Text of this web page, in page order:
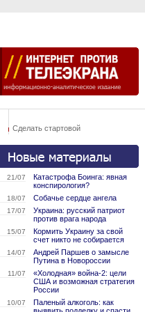
Сделать стартовой
21/07
Катастрофа Боинга: явная
конспирология?
18/07 Собачье сердце ангела
17/07
Украина: русский патриот
против врага народа
15/07
Кормить Украину за свой
счет никто не собирается
14/07
Андрей Паршев о замысле
Путина в Новороссии
11/07
«Холодная» война-2: цели
США и возможная стратегия
России
10/07
Паленый алкоголь: как